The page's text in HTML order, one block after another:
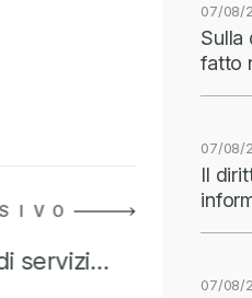
servizi…
07/08/
Sulla
fatto
07/08/
Il
07/08/